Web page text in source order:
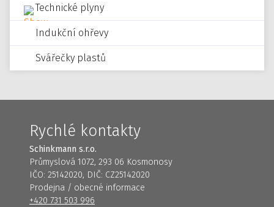
Technické plyny
Indukční ohřevy
Svářečky plastů
Rychlé kontakty
Schinkmann s.r.o.
Průmyslová 1072, 293 06 Kosmonosy
IČO: 25142020, DIČ: CZ25142020
Prodejna / obecné informace
+420 731 503 996